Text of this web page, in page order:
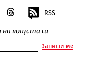
threads RSS
на пощата си
Запиши ме